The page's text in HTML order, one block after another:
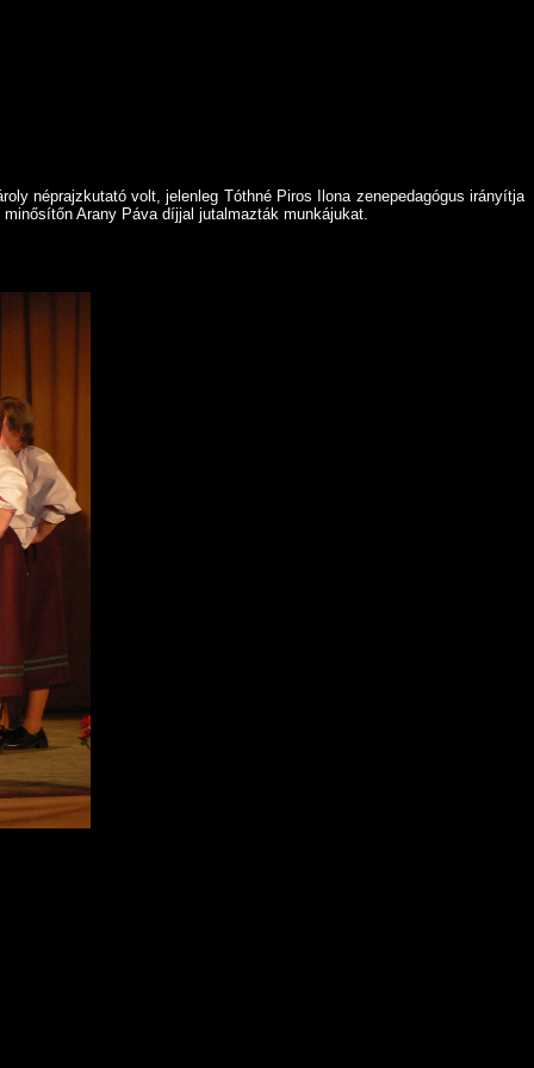
néprajzkutató volt, jelenleg Tóthné Piros Ilona zenepedagógus irányítja
Arany Páva díjjal jutalmazták munkájukat.